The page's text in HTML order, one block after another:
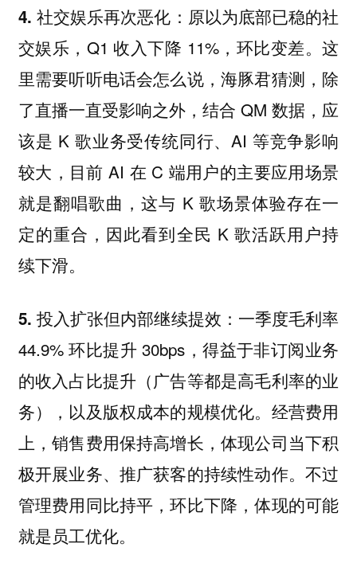
4. 社交娱乐再次恶化： 原以为底部已稳的社
交娱乐，Q1 收入下降 11%，环比变差。这
里需要听听电话会怎么说，海豚君猜测，除
了直播一直受影响之外，结合 QM 数据，应
该是 K 歌业务受传统同行、AI 等竞争影响
较大，目前 AI 在 C 端用户的主要应用场景
就是翻唱歌曲，这与 K 歌场景体验存在一
定的重合，因此看到全民 K 歌活跃用户持
续下滑。
5. 投入扩张但内部继续提效： 一季度毛利率
44.9% 环比提升 30bps，得益于非订阅业务
的收入占比提升（广告等都是高毛利率的业
务），以及版权成本的规模优化。经营费用
上，销售费用保持高增长，体现公司当下积
极开展业务、推广获客的持续性动作。不过
管理费用同比持平，环比下降，体现的可能
就是员工优化。